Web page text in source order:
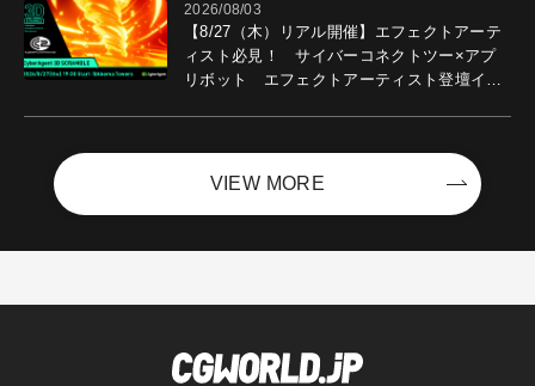
2026/08/03
【8/27（木）リアル開催】エフェクトアーテ
ィスト必見！ サイバーコネクトツー×アプ
リボット エフェクトアーティスト登壇イベ
VIEW MORE